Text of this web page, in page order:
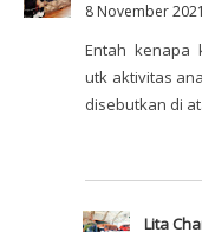
8 November
Entah kenapa
utk aktivitas
disebutkan di
Lita